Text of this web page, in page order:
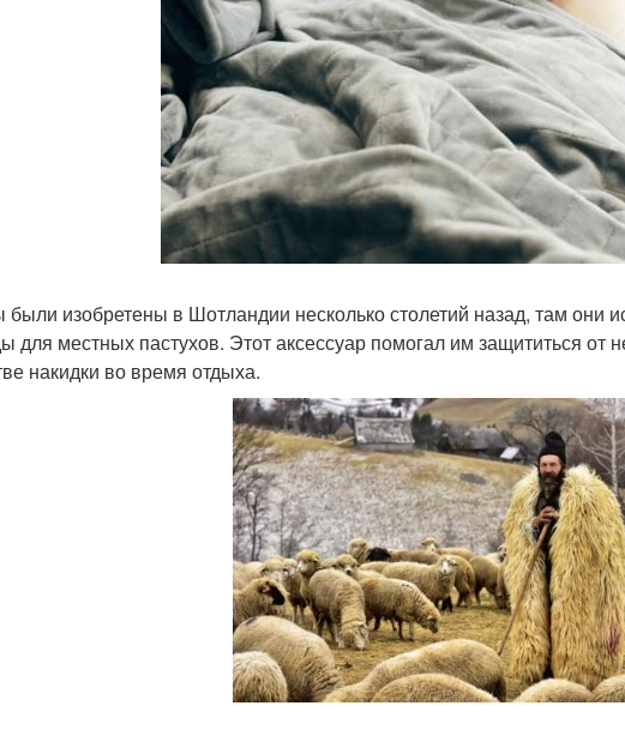
изобретены в Шотландии несколько столетий назад, там они
для местных пастухов. Этот аксессуар помогал им защититься от
накидки во время отдыха.